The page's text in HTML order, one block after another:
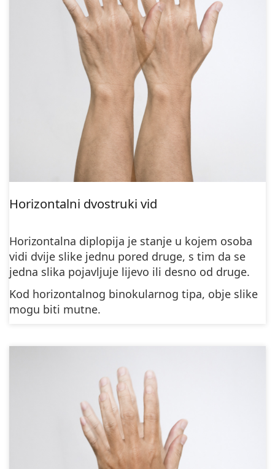
Horizontalni dvostruki vid
Horizontalna diplopija je stanje u kojem osoba
vidi dvije slike jednu pored druge, s tim da se
jedna slika pojavljuje lijevo ili desno od druge.
Kod horizontalnog binokularnog tipa, obje slike
mogu biti mutne.